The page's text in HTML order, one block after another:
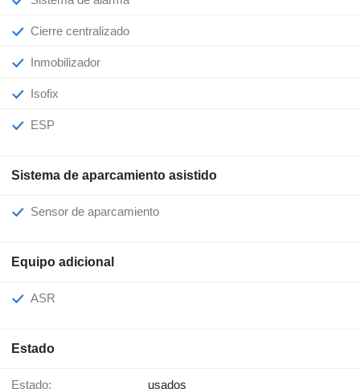
Cierre centralizado
Inmobilizador
Isofix
ESP
Sistema de aparcamiento asistido
Sensor de aparcamiento
Equipo adicional
ASR
Estado
Estado: usados